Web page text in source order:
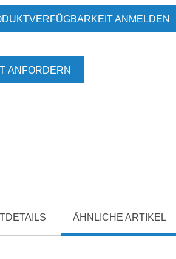
ANMELDEN
ANFORDERN
ÄHNLICHE ARTIKEL